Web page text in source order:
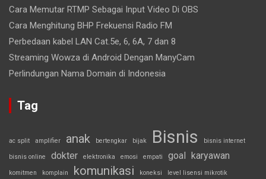
Cara Memutar RTMP Sebagai Input Video Di OBS
Cara Menghitung BHP Frekuensi Radio FM
Perbedaan kabel LAN Cat.5e, 6, 6A, 7 dan 8
Streaming Wowza di Android Dengan ManyCam
Perlindungan Nama Domain di Indonesia
Tag
ac split amplifier anak bertengkar bijak Bisnis bisnis internet
bisnis online dokter elektronika emosi empati goal karyawan
komitmen komplain komunikasi koneksi level lisensi mikrotik